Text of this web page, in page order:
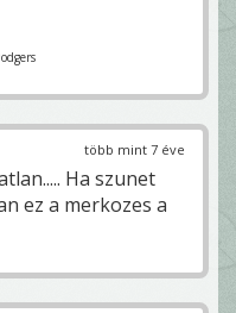
több mint 7 éve
Ha szunet
ez a merkozes a